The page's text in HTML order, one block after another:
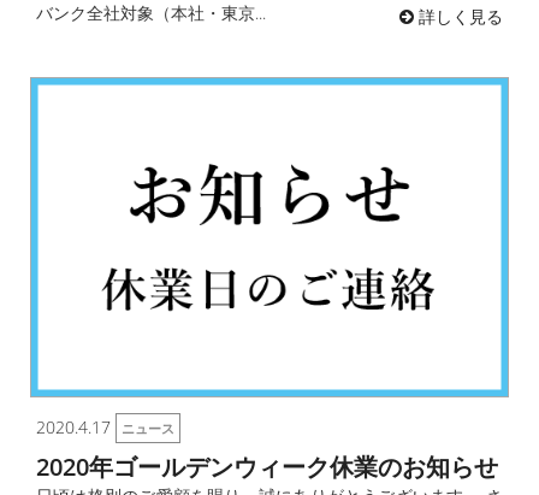
バンク全社対象（本社・東京...
詳しく見る
2020.4.17 ニュース
2020年ゴールデンウィーク休業のお知らせ